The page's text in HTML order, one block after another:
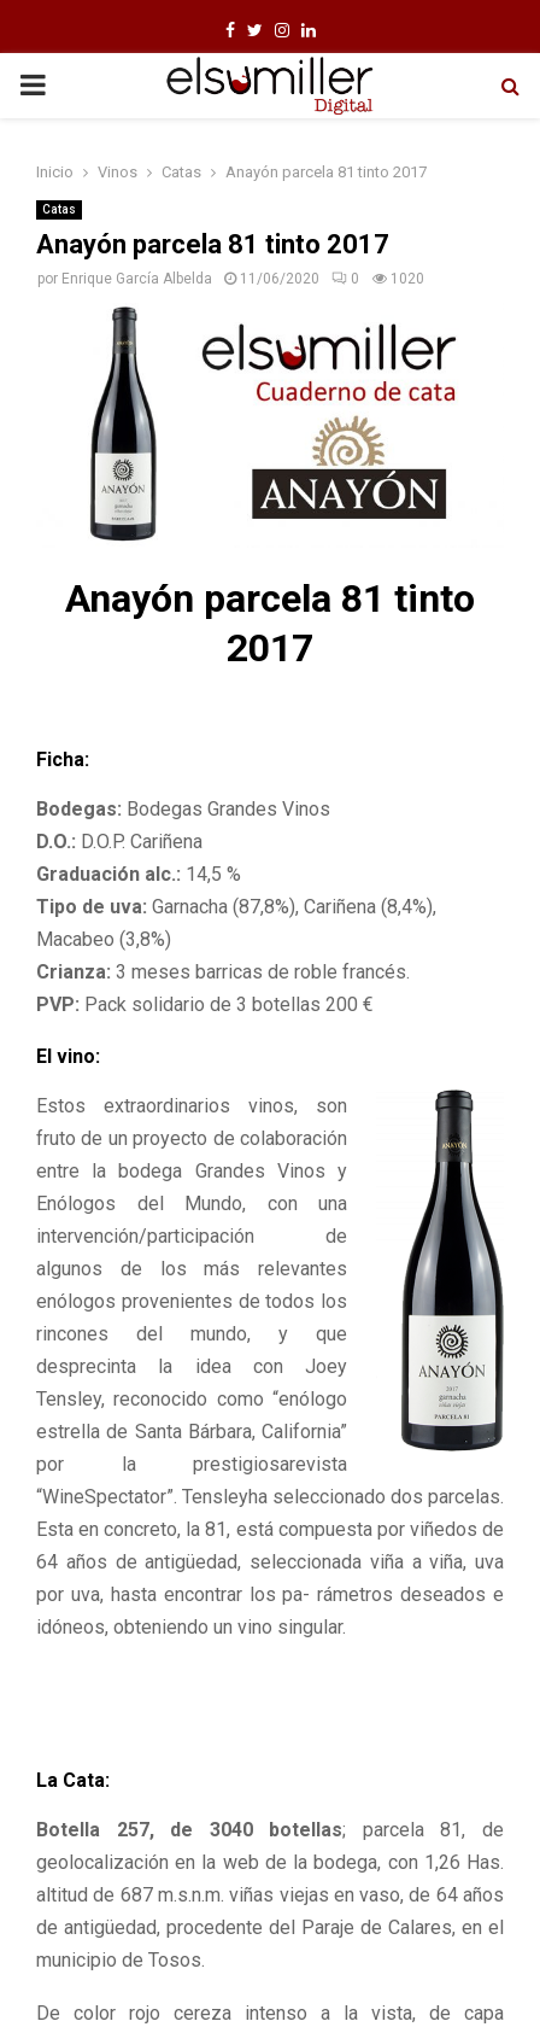
F
b
o
k
w
t
r
I
n
a
r
a
L
n
e
i
n
P
M
Inicio Vinos Catas Anayón parcela 81 tinto 2017
Catas
Anayón parcela 81 tinto 2017
por Enrique García Albelda 11/06/2020 0 1020
Anayón parcela 81 tinto
2017
Ficha:
Bodegas: Bodegas Grandes Vinos
D.O.: D.O.P. Cariñena
Graduación alc.: 14,5 %
Tipo de uva: Garnacha (87,8%), Cariñena (8,4%),
Macabeo (3,8%)
Crianza: 3 meses barricas de roble francés.
PVP: Pack solidario de 3 botellas 200 €
El vino:
Estos extraordinarios vinos, son
fruto de un proyecto de colaboración
entre la bodega Grandes Vinos y
Enólogos del Mundo, con una
intervención/participación de
algunos de los más relevantes
enólogos provenientes de todos los
rincones del mundo, y que
desprecinta la idea con Joey
Tensley, reconocido como “enólogo
estrella de Santa Bárbara, California”
por la prestigiosarevista
“WineSpectator”. Tensleyha seleccionado dos parcelas.
Esta en concreto, la 81, está compuesta por viñedos de
64 años de antigüedad, seleccionada viña a viña, uva
por uva, hasta encontrar los pa- rámetros deseados e
idóneos, obteniendo un vino singular.
La Cata:
Botella 257, de 3040 botellas; parcela 81, de
geolocalización en la web de la bodega, con 1,26 Has.
altitud de 687 m.s.n.m. viñas viejas en vaso, de 64 años
de antigüedad, procedente del Paraje de Calares, en el
municipio de Tosos.
De color rojo cereza intenso a la vista, de capa